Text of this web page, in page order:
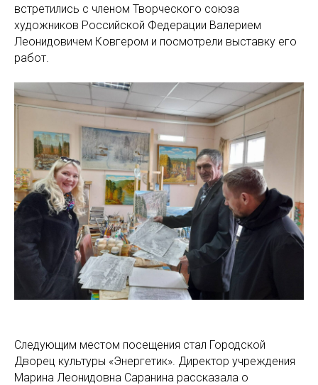
встретились с членом Творческого союза
художников Российской Федерации Валерием
Леонидовичем Ковгером и посмотрели выставку его
работ.
Следующим местом посещения стал Городской
Дворец культуры «Энергетик». Директор учреждения
Марина Леонидовна Саранина рассказала о